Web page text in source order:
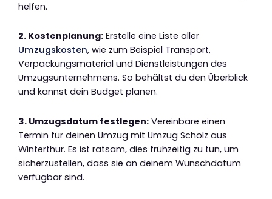
helfen.
2. Kostenplanung: Erstelle eine Liste aller
Umzugskosten, wie zum Beispiel Transport,
Verpackungsmaterial und Dienstleistungen des
Umzugsunternehmens. So behältst du den Überblick
und kannst dein Budget planen.
3. Umzugsdatum festlegen: Vereinbare einen
Termin für deinen Umzug mit Umzug Scholz aus
Winterthur. Es ist ratsam, dies frühzeitig zu tun, um
sicherzustellen, dass sie an deinem Wunschdatum
verfügbar sind.